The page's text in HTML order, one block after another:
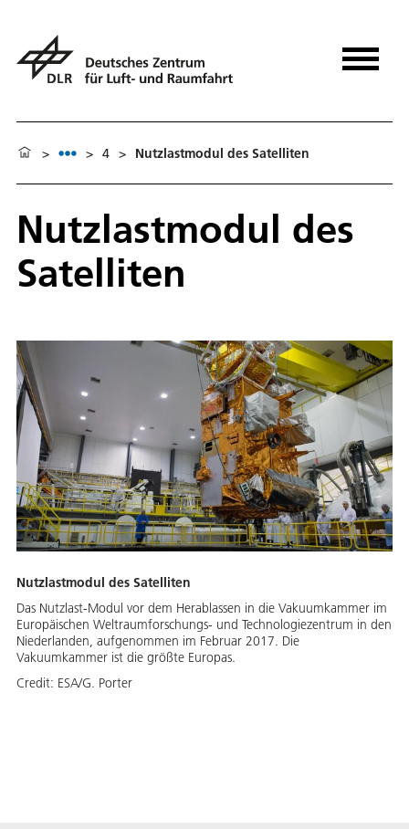
> > 4 > Nutzlastmodul des Satelliten
Nutzlastmodul des
Satelliten
Nutzlastmodul des Satelliten
Das Nutzlast-Modul vor dem Herablassen in die Vakuumkammer im
Europäischen Weltraumforschungs- und Technologiezentrum in den
Niederlanden, aufgenommen im Februar 2017. Die
Vakuumkammer ist die größte Europas.
Credit: ESA/G. Porter